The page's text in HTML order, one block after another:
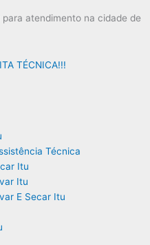
atendimento na cidade de
TÉCNICA!!!
Técnica
Itu
Itu
E Secar Itu